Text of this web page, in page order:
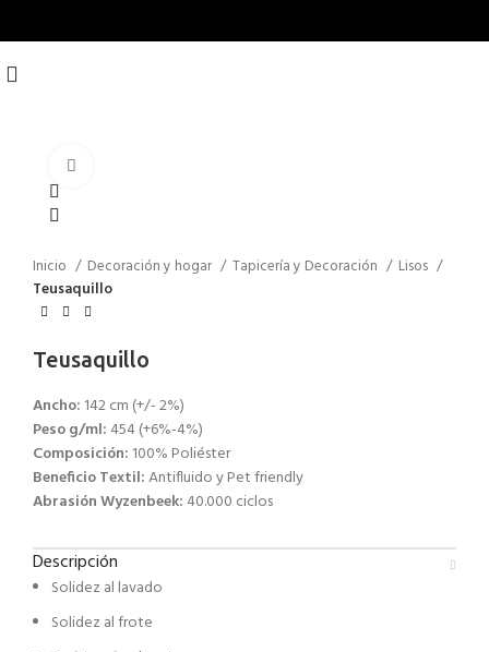
Inicio Decoración y hogar Tapicería y Decoración
Lisos
Teusaquillo
Teusaquillo
Ancho: 142 cm (+/- 2%)
Peso g/ml: 454 (+6%-4%)
Composición: 100% Poliéster
Beneficio Textil:Antifluido y Pet friendly
Abrasión Wyzenbeek: 40.000 ciclos
Descripción
Solidez al lavado
Solidez al frote